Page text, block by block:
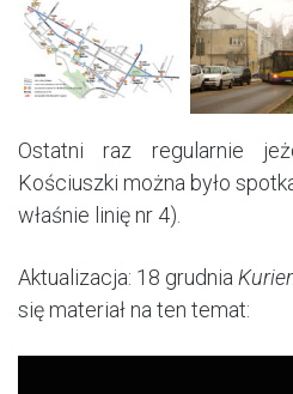
Ostatni raz regularnie
Kościuszki można było
właśnie linię nr 4).
Aktualizacja: 18 grudnia
się materiał na ten temat: